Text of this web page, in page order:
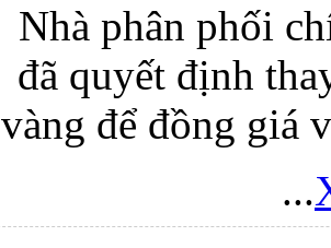
Nhà phân phối
đã quyết định
vàng để đồng giá
...